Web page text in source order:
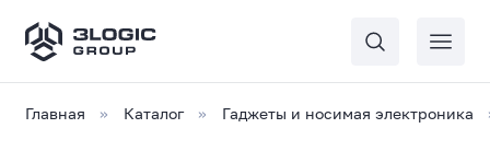
Главная Каталог Гаджеты и носимая электроника